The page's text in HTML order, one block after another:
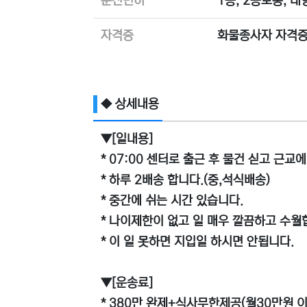
자격증 화물종사자 자격
◆ 상세내용
▼[일내용]
* 07:00 센터로 출근 후 물건 싣고 근교
* 하루 2배송 합니다.(중,석식배송)
* 중간에 쉬는 시간 있습니다.
* 나이제한이 없고 일 매우 깔끔하고 수월
* 이 일 못하면 지입일 하시면 안됩니다.
▼[운송료]
* 380만 완제+식사무한제공(월30만원